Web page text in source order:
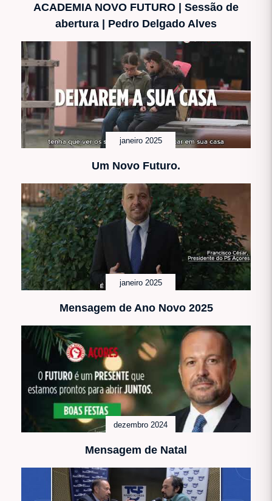
ACADEMIA NOVO FUTURO | Sessão de
abertura | Pedro Delgado Alves
janeiro 2025
Um Novo Futuro.
janeiro 2025
Mensagem de Ano Novo 2025
dezembro 2024
Mensagem de Natal